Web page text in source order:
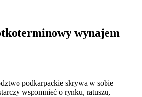
wynajem
podkarpackie skrywa w sobie
wspomnieć o rynku, ratuszu,